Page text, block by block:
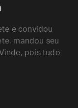
e convidou
mandou seu
pois tudo